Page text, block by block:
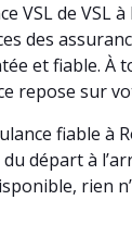
VSL de VSL
des
et fiable. À
repose sur
fiable à
départ à
rien